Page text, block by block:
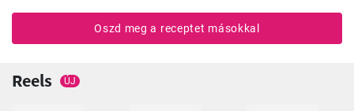
Oszd meg a receptet másokkal
Reels ÚJ